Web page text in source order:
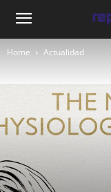
Home Actualidad